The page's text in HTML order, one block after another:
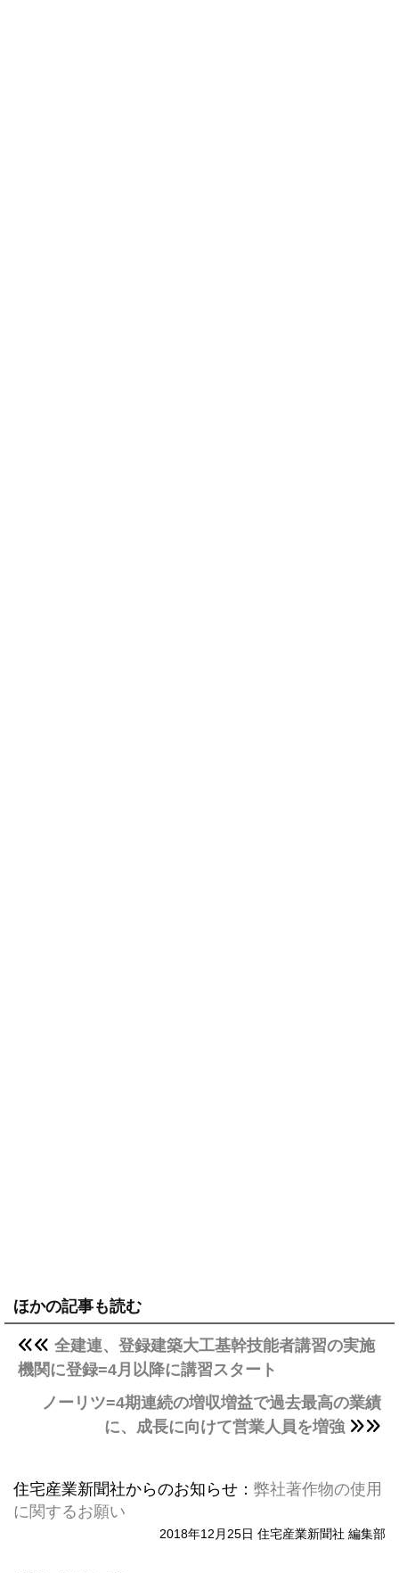
ほかの記事も読む
全建連、登録建築大工基幹技能者講習の実施
機関に登録=4月以降に講習スタート
ノーリツ=4期連続の増収増益で過去最高の業績
に、成長に向けて営業人員を増強
住宅産業新聞社からのお知らせ： 弊社著作物の使用
に関するお願い
2018年12月25日 住宅産業新聞社 編集部